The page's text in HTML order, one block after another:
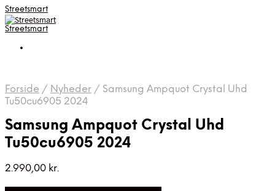
Streetsmart
Streetsmart
Forside / Nyheder / Samsung Ampquot Crystal Uhd
Tu50cu6905 2024
Samsung Ampquot Crystal Uhd
Tu50cu6905 2024
2.990,00 kr.